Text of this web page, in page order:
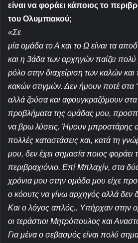
είναι να φοράει κάποιος το
του Ολυμπιακού;
«Σε
μία ομάδα το Α και το Ω είναι τα
και η 3άδα των αρχηγών παίζει πολύ
ρόλο στην διαχείριση των καλών και
κακών στιγμών. Δεν ήμουν ποτέ στα
αλλά ζούσα και αφουγκραζόμουν στα
προβλήματα της ομάδας μου,
να βρω λύσεις. Ήμουν μπροστάρης
πολλές καταστάσεις και, κατά τη
μου, δεν έχει σημασία ποιος φοράει
περιβραχιόνιο. Επί Μπλαχίν, στα
χρόνια μου στην ομάδα μου είχε
ο κόουτς να γίνω αρχηγός αλλά δεν
Και ο λόγος απλός.. Υπήρχαν στην
οι τεράστιοι Μητρόπουλος και
Για μένα ο σεβασμός είναι πολύ